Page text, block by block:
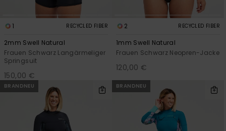
1 RECYCLED FIBER
2mm Swell Natural
Frauen Schwarz Langärmeliger
Springsuit
150,00 €
2 RECYCLED FIBER
1mm Swell Natural
Frauen Schwarz Neopren-Jacke
120,00 €
BRANDNEU BRANDNEU